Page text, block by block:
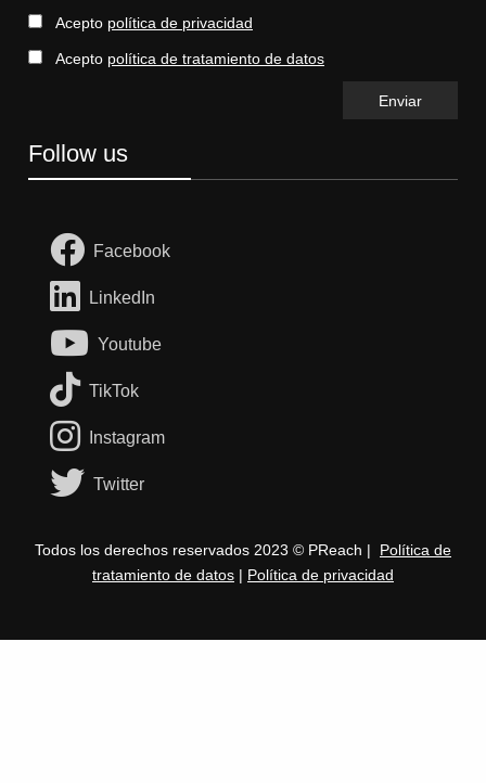
Acepto política de privacidad
Acepto política de tratamiento de datos
Follow us
Facebook
LinkedIn
Youtube
TikTok
Instagram
Twitter
Todos los derechos reservados 2023 © PReach | Política de
tratamiento de datos | Política de privacidad